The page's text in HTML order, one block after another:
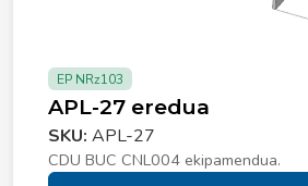
EP NRz103
APL-27 eredua
SKU: APL-27
CDU BUC CNL004 ekipamendua.